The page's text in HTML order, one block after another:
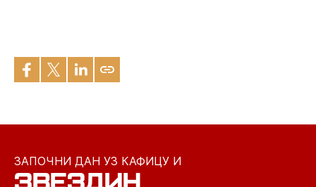
ЗАПОЧНИ ДАН УЗ КАФИЦУ И